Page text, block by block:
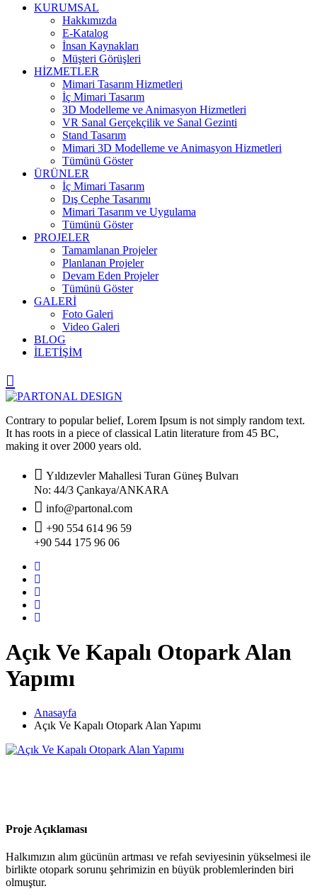
KURUMSAL
Hakkımızda
E-Katalog
İnsan Kaynakları
Müşteri Görüşleri
HİZMETLER
Mimari Tasarım Hizmetleri
İç Mimari Tasarım
3D Modelleme ve Animasyon Hizmetleri
VR Sanal Gerçekçilik ve Sanal Gezinti
Stand Tasarım
Mimari 3D Modelleme ve Animasyon Hizmetleri
Tümünü Göster
ÜRÜNLER
İç Mimari Tasarım
Dış Cephe Tasarımı
Mimari Tasarım ve Uygulama
Tümünü Göster
PROJELER
Tamamlanan Projeler
Planlanan Projeler
Devam Eden Projeler
Tümünü Göster
GALERİ
Foto Galeri
Video Galeri
BLOG
İLETİŞİM
Contrary to popular belief, Lorem Ipsum is not simply random text.
It has roots in a piece of classical Latin literature from 45 BC,
making it over 2000 years old.
Yıldızevler Mahallesi Turan Güneş Bulvarı
No: 44/3 Çankaya/ANKARA
info@partonal.com
+90 554 614 96 59
+90 544 175 96 06
Açık Ve Kapalı Otopark Alan
Yapımı
Anasayfa
Açık Ve Kapalı Otopark Alan Yapımı
Proje Açıklaması
Halkımızın alım gücünün artması ve refah seviyesinin yükselmesi ile
birlikte otopark sorunu şehrimizin en büyük problemlerinden biri
olmuştur.